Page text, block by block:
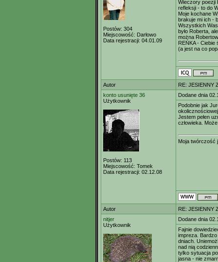
Postów: 304
Miejscowość: Darłowo
Data rejestracji: 04.01.09
Wieczory poezji
refleksji - to do
Moje kochane
brakuje mi ich -
Wszystkich
było Roberta,
można
REŃKA -
(a jest na co
Autor
RE: JESIENNY
konto usunięte 36
Użytkownik
Postów: 113
Miejscowość: Tomek
Data rejestracji: 02.12.08
Dodane dnia
Podobnie jak
Jestem pełen
człowieka.
Moja twórczość
Autor
RE: JESIENNY
nitjer
Użytkownik
Dodane dnia
Fajnie
impreza. Bardzo
dniach.
nad nią
tylko sytuacja
jasna - nie